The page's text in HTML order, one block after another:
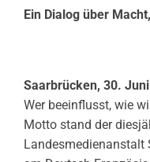
Ein Dialog über
Saarbrücken, 30.
Wer beeinflusst, wie
Motto stand der
Landesmedienanstalt